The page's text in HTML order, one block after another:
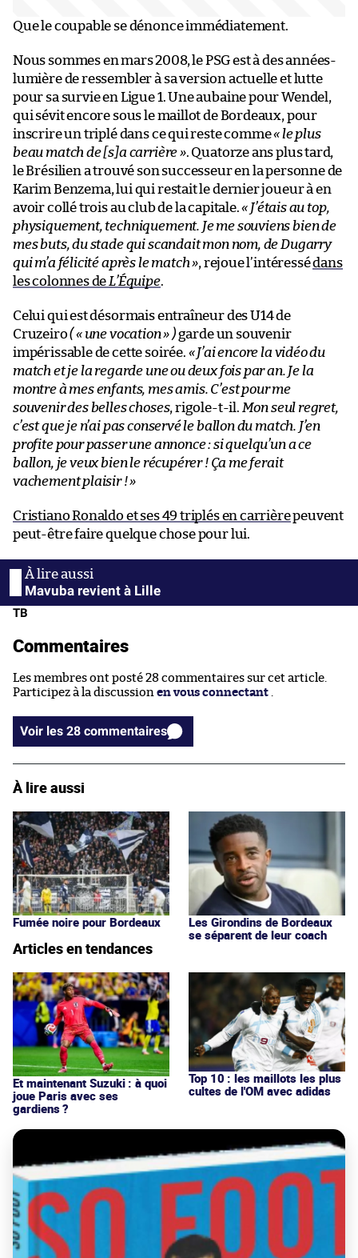
Que le coupable se dénonce immédiatement.
Nous sommes en mars 2008, le PSG est à des années-
lumière de ressembler à sa version actuelle et lutte
pour sa survie en Ligue 1. Une aubaine pour Wendel,
qui sévit encore sous le maillot de Bordeaux, pour
inscrire un triplé dans ce qui reste comme« le plus
beau match de [s]a carrière ». Quatorze ans plus tard,
le Brésilien a trouvé son successeur en la personne de
Karim Benzema, lui qui restait le dernier joueur à en
avoir collé trois au club de la capitale.« J’étais au top,
physiquement, techniquement. Je me souviens bien de
mes buts, du stade qui scandait mon nom, de Dugarry
qui m’a félicité après le match », rejoue l’intéressédans
les colonnes de L’Équipe.
Celui qui est désormais entraîneur des U14 de
Cruzeiro( « une vocation » )garde un souvenir
impérissable de cette soirée. « J’ai encore la vidéo du
match et je la regarde une ou deux fois par an. Je la
montre à mes enfants, mes amis. C’est pour me
souvenir des belles choses, rigole-t-il. Mon seul regret,
c’est que je n’ai pas conservé le ballon du match. J’en
profite pour passer une annonce : si quelqu’un a ce
ballon, je veux bien le récupérer ! Ça me ferait
vachement plaisir ! »
Cristiano Ronaldo et ses 49 triplés en carrièrepeuvent
peut-être faire quelque chose pour lui.
Mavuba revient à Lille
TB
Commentaires
Les membres ont posté 28 commentaires sur cet article.
Participez à la discussion en vous connectant
Voir les 28 commentaires
À lire aussi
Fumée noire pour Bordeaux
Les Girondins de Bordeaux
se séparent de leur coach
Articles en tendances
Et maintenant Suzuki : à quoi
joue Paris avec ses
gardiens ?
Top 10 : les maillots les plus
cultes de l'OM avec adidas